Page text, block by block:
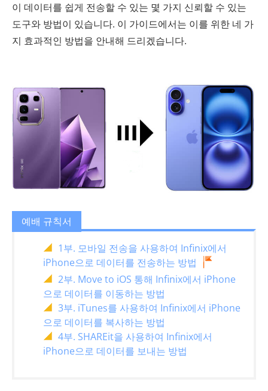
이 데이터를 쉽게 전송할 수 있는 몇 가지 신뢰할 수 있는
도구와 방법이 있습니다. 이 가이드에서는 이를 위한 네 가
지 효과적인 방법을 안내해 드리겠습니다.
예배 규칙서
1부. 모바일 전송을 사용하여 Infinix에서
iPhone으로 데이터를 전송하는 방법
2부. Move to iOS 통해 Infinix에서 iPhone
으로 데이터를 이동하는 방법
3부. iTunes를 사용하여 Infinix에서 iPhone
으로 데이터를 복사하는 방법
4부. SHAREit을 사용하여 Infinix에서
iPhone으로 데이터를 보내는 방법